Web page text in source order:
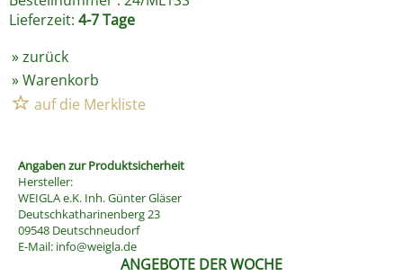
Lieferzeit: 4-7 Tage
»zurück
»Warenkorb
Angaben zur Produktsicherheit
Hersteller:
WEIGLA e.K. Inh. Günter Gläser
Deutschkatharinenberg 23
09548 Deutschneudorf
E-Mail: info@weigla.de
ANGEBOTE DER WOCHE